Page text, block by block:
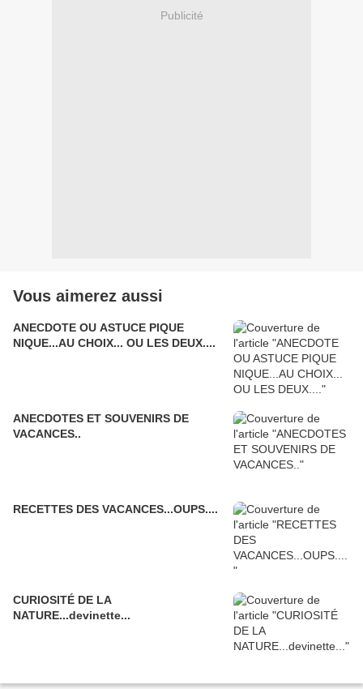
Publicité
Vous aimerez aussi
ANECDOTE OU ASTUCE PIQUE
NIQUE...AU CHOIX... OU LES DEUX....
ANECDOTES ET SOUVENIRS DE
VACANCES..
RECETTES DES VACANCES...OUPS....
CURIOSITÉ DE LA
NATURE...devinette...